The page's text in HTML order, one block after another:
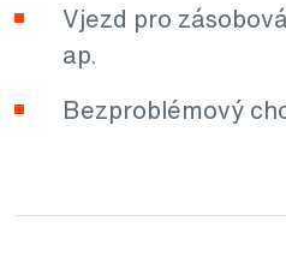
Vjezd pro
ap.
Bezproblémový